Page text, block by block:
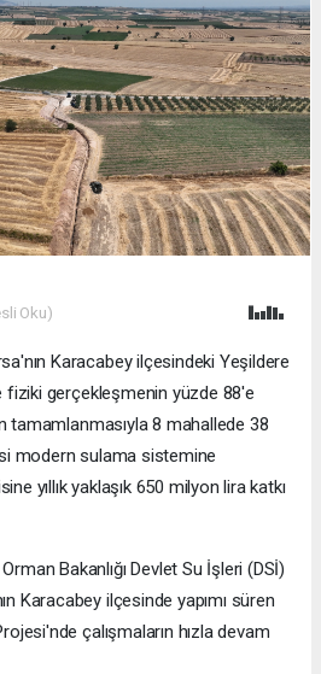
Oku)
Karacabey ilçesindeki Yeşildere
fiziki gerçekleşmenin yüzde 88'e
tamamlanmasıyla 8 mahallede 38
modern sulama sistemine
yıllık yaklaşık 650 milyon lira katkı
Bakanlığı Devlet Su İşleri (DSİ)
Karacabey ilçesinde yapımı süren
çalışmaların hızla devam